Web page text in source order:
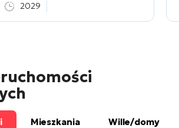
2029
Mieszkania Wille/domy